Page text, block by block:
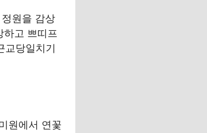
원을 감상
고 쁘띠프
교당일치기
원에서 연꽃